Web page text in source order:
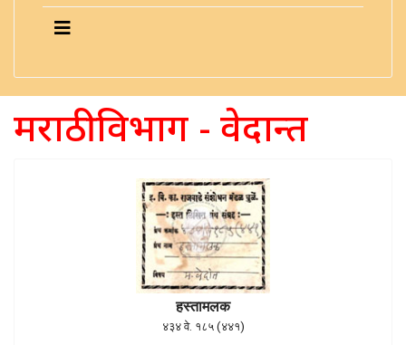
मराठी विभाग - वेदान्त
हस्तामलक
४३४ वे. १८५ (४४१)